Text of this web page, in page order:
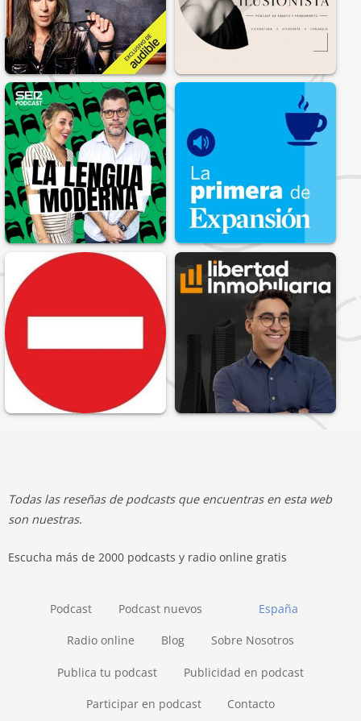
Todas las reseñas de podcasts que encuentras en esta web
son nuestras.
Escucha más de 2000 podcasts y radio online gratis
España
Podcast Podcast nuevos
Radio online Blog Sobre Nosotros
Publica tu podcast Publicidad en podcast
Participar en podcast Contacto